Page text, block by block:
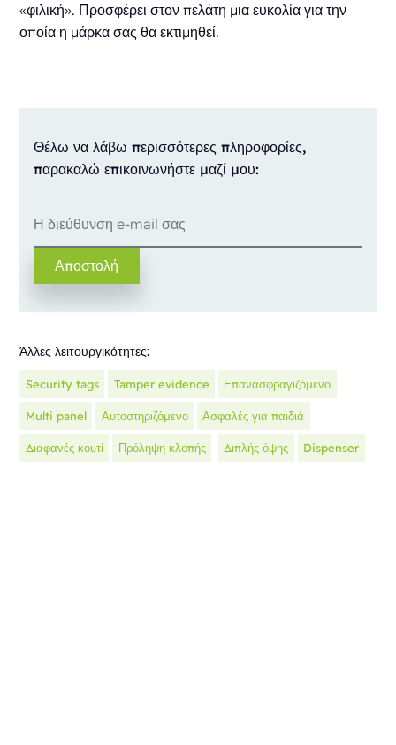
«φιλική». Προσφέρει στον πελάτη μια ευκολία για την
οποία η μάρκα σας θα εκτιμηθεί.
Θέλω να λάβω περισσότερες πληροφορίες,
παρακαλώ επικοινωνήστε μαζί μου:
Άλλες λειτουργικότητες:
Security tags Tamper evidence Επανασφραγιζόμενο
Multi panel Αυτοστηριζόμενο Ασφαλές για παιδιά
Διαφανές κουτί Πρόληψη κλοπής Διπλής όψης Dispenser